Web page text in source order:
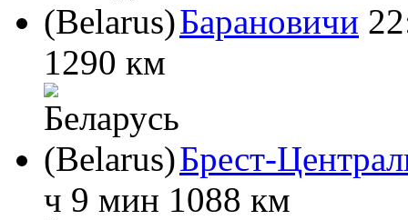
Барановичи
1290 км
Брест-
ч 9 мин 1088 км